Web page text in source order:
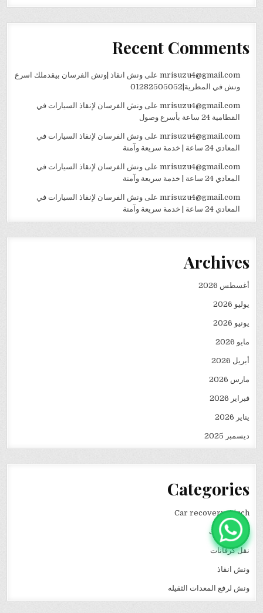
Recent Comments
mrisuzu4@gmail.comعلى ونش انقاذ |ونش الفرسان بيقدملك اسرع
ونش في المطرية|01282505052
mrisuzu4@gmail.comعلى ونش الفرسان لإنقاذ السيارات في
القطامية 24 ساعة بأسرع وصول
mrisuzu4@gmail.comعلى ونش الفرسان لإنقاذ السيارات في
المعادي 24 ساعة | خدمة سريعة وآمنة
mrisuzu4@gmail.comعلى ونش الفرسان لإنقاذ السيارات في
المعادي 24 ساعة | خدمة سريعة وآمنة
mrisuzu4@gmail.comعلى ونش الفرسان لإنقاذ السيارات في
المعادي 24 ساعة | خدمة سريعة وآمنة
Archives
أغسطس 2026
يوليو 2026
يونيو 2026
مايو 2026
أبريل 2026
مارس 2026
فبراير 2026
يناير 2026
ديسمبر 2025
Categories
Car recovery winch
انقاذ سيارات
نقل كرفانات
ونش انقاذ
ونش لرفع المعدات الثقيله